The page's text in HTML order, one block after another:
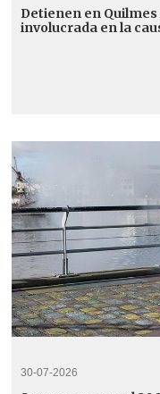
Detienen en
involucrada en la
30-07-2026